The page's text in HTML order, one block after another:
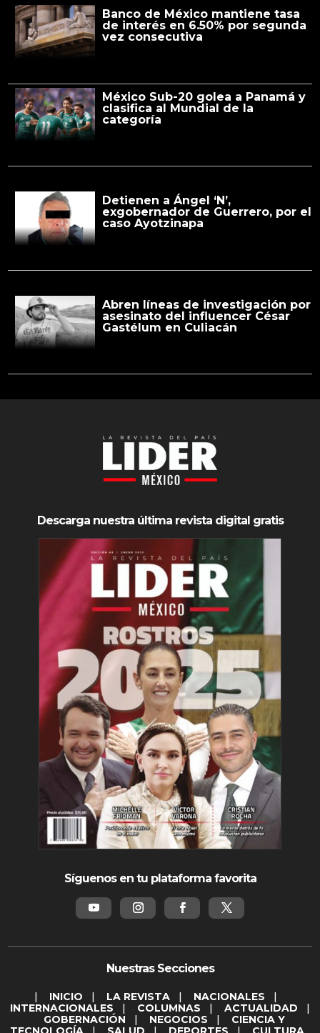
Banco de México mantiene tasa
de interés en 6.50% por segunda
vez consecutiva
México Sub-20 golea a Panamá y
clasifica al Mundial de la
categoría
Detienen a Ángel ‘N’,
exgobernador de Guerrero, por el
caso Ayotzinapa
Abren líneas de investigación por
asesinato del influencer César
Gastélum en Culiacán
Descarga nuestra última revista digital gratis
Síguenos en tu plataforma favorita
Nuestras Secciones
| INICIO | LA REVISTA | NACIONALES |
INTERNACIONALES | COLUMNAS | ACTUALIDAD |
GOBERNACIÓN | NEGOCIOS | CIENCIA Y